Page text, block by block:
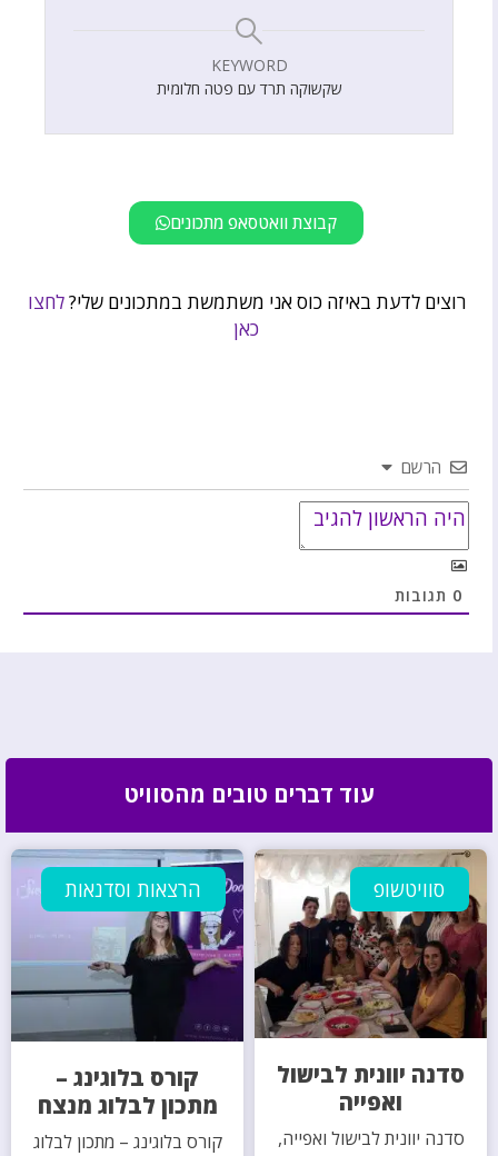
KEYWORD
שקשוקה תרד עם פטה חלומית
קבוצת וואטסאפ מתכונים
רוצים לדעת באיזה כוס אני משתמשת במתכונים שלי?לחצו
כאן
הרשם
0 תגובות
עוד דברים טובים מהסוויט
סוויטשופ
סדנה יוונית לבישול
ואפייה
סדנה יוונית לבישול ואפייה,
הרצאות וסדנאות
קורס בלוגינג –
מתכון לבלוג מנצח
קורס בלוגינג – מתכון לבלוג